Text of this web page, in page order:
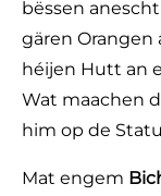
bëssen
gären Orangen
héijen Hutt an
Wat maachen
him op de
Mat engem